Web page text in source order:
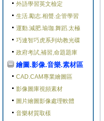
外語學習英文檢定
生活.勵志.相聲.企管學習
運動.減肥.瑜珈.舞蹈.太極
巧連智巧虎系列幼教光碟
政府考試,補習,命題題庫
繪圖.影像.音樂.素材區
CAD.CAM專業繪圖區
影像圖庫視頻素材
圖片繪圖影像處理軟體
音樂材質取樣